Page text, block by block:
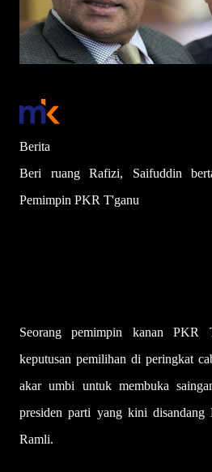
Berita
Beri ruang Rafizi, Saifuddin
Pemimpin PKR T'ganu
Seorang pemimpin kanan PKR
keputusan pemilihan di peringkat
akar umbi untuk membuka
presiden parti yang kini
Ramli.